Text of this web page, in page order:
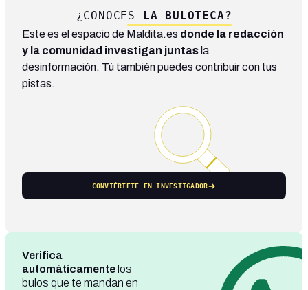
¿CONOCES LA BULOTECA?
Este es el espacio de Maldita.es donde la redacción
y la comunidad investigan juntas la
desinformación. Tú también puedes contribuir con tus
pistas.
CONVIÉRTETE EN INVESTIGADOR
Verifica
automáticamente los
bulos que te mandan en